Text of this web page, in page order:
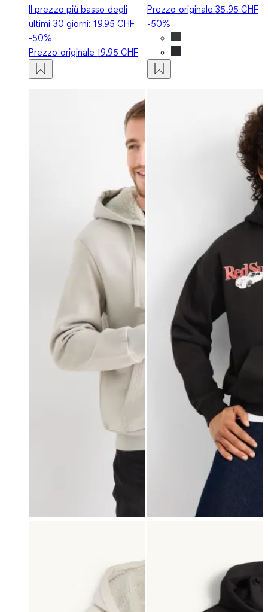
Il prezzo più basso degli
ultimi 30 giorni:19.95 CHF
-50%
Prezzo originale19.95 CHF
Prezzo originale35.95 CHF
-50%